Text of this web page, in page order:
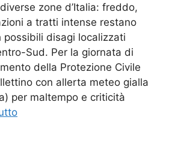
zone d’Italia: freddo,
a tratti intense restano
possibili disagi localizzati
Sud. Per la giornata di
della Protezione Civile
con allerta meteo gialla
per maltempo e criticità